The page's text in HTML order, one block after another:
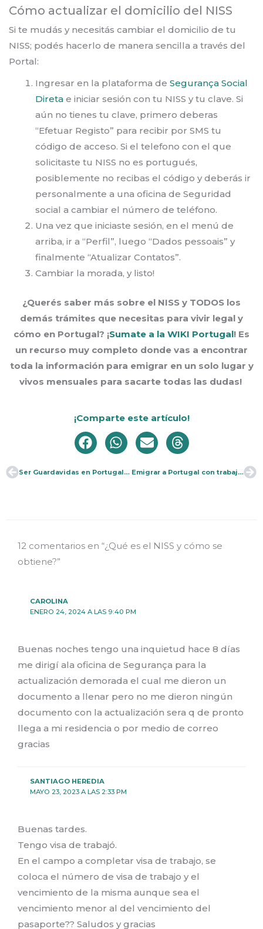
Cómo actualizar el domicilio del NISS
Si te mudás y necesitás cambiar el domicilio de tu
NISS; podés hacerlo de manera sencilla a través del
Portal:
Ingresar en la plataforma de Segurança Social
Direta e iniciar sesión con tu NISS y tu clave. Si
aún no tienes tu clave, primero deberas
“Efetuar Registo” para recibir por SMS tu
código de acceso. Si el telefono con el que
solicitaste tu NISS no es portugués,
posiblemente no recibas el código y deberás ir
personalmente a una oficina de Seguridad
social a cambiar el número de teléfono.
Una vez que iniciaste sesión, en el menú de
arriba, ir a “Perfil”, luego “Dados pessoais” y
finalmente “Atualizar Contatos”.
Cambiar la morada, y listo!
¿Querés saber más sobre el NISS y TODOS los
demás trámites que necesitas para vivir legal y
cómo en Portugal? ¡Sumate a la WIKI Portugal! Es
un recurso muy completo donde vas a encontrar
toda la información para emigrar en un solo lugar y
vivos mensuales para sacarte todas las dudas!
¡Comparte este artículo!
Ant Ser Guardavidas en Portugal: Guía Paso a Paso Emigrar a Portugal con trabajo remoto, ¿cómo hago?
12 comentarios en “¿Qué es el NISS y cómo se
obtiene?”
CAROLINA
ENERO 24, 2024 A LAS 9:40 PM
Buenas noches tengo una inquietud hace 8 días
me dirigí ala oficina de Segurança para la
actualización demorada el cual me dieron un
documento a llenar pero no me dieron ningún
documento con la actualización sera q de pronto
llega a mi residencia o por medio de correo
gracias
SANTIAGO HEREDIA
MAYO 23, 2023 A LAS 2:33 PM
Buenas tardes.
Tengo visa de trabajó.
En el campo a completar visa de trabajo, se
coloca el número de visa de trabajo y el
vencimiento de la misma aunque sea el
vencimiento menor al del vencimiento del
pasaporte?? Saludos y gracias